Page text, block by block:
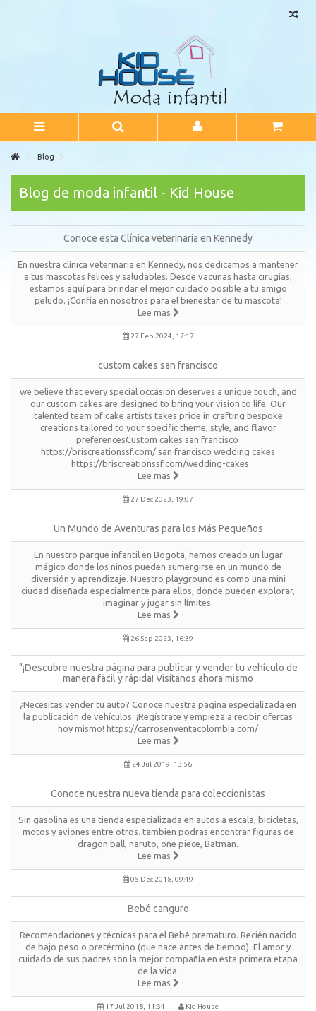
Blog
Blog de moda infantil - Kid House
Conoce esta Clínica veterinaria en Kennedy
En nuestra clínica veterinaria en Kennedy, nos dedicamos a mantener
a tus mascotas felices y saludables. Desde vacunas hasta cirugías,
estamos aquí para brindar el mejor cuidado posible a tu amigo
peludo. ¡Confía en nosotros para el bienestar de tu mascota!
Lee mas
27 Feb 2024, 17:17
custom cakes san francisco
we believe that every special occasion deserves a unique touch, and
our custom cakes are designed to bring your vision to life. Our
talented team of cake artists takes pride in crafting bespoke
creations tailored to your specific theme, style, and flavor
preferencesCustom cakes san francisco
https://briscreationssf.com/ san francisco wedding cakes
https://briscreationssf.com/wedding-cakes
Lee mas
27 Dec 2023, 19:07
Un Mundo de Aventuras para los Más Pequeños
En nuestro parque infantil en Bogotá, hemos creado un lugar
mágico donde los niños pueden sumergirse en un mundo de
diversión y aprendizaje. Nuestro playground es como una mini
ciudad diseñada especialmente para ellos, donde pueden explorar,
imaginar y jugar sin límites.
Lee mas
26 Sep 2023, 16:39
"¡Descubre nuestra página para publicar y vender tu vehículo de
manera fácil y rápida! Visítanos ahora mismo
¿Necesitas vender tu auto? Conoce nuestra página especializada en
la publicación de vehículos. ¡Regístrate y empieza a recibir ofertas
hoy mismo! https://carrosenventacolombia.com/
Lee mas
24 Jul 2019, 13:56
Conoce nuestra nueva tienda para coleccionistas
Sin gasolina es una tienda especializada en autos a escala, bicicletas,
motos y aviones entre otros. tambien podras encontrar figuras de
dragon ball, naruto, one piece, Batman.
Lee mas
05 Dec 2018, 09:49
Bebé canguro
Recomendaciones y técnicas para el Bebé prematuro. Recién nacido
de bajo peso o pretérmino (que nace antes de tiempo). El amor y
cuidado de sus padres son la mejor compañía en esta primera etapa
de la vida.
Lee mas
17 Jul 2018, 11:34 Kid House